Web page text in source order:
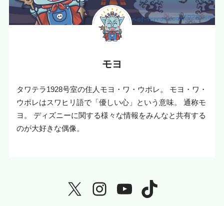
モヨ
タワテラ1928号室の住人モヨ・ワ・ウポレ。 モヨ・ワ・
ウポレはスワヒリ語で「優しい心」という意味。 通称モ
ヨ。 ディズニーに関する様々な情報をみんなと共有する
のが大好きな偶像。